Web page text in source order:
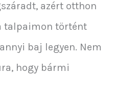
azért otthon
talpaimon történt
baj legyen. Nem
hogy bármi